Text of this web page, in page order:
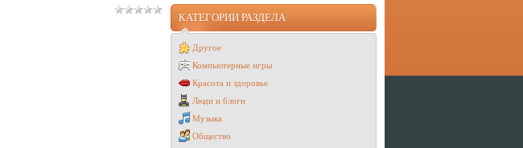
КАТЕГОРИИ РАЗДЕЛА
Другое
Компьютерные игры
Красота и здоровье
Люди и блоги
Музыка
Общество